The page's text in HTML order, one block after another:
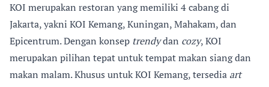
KOI merupakan restoran yang memiliki 4 cabang di
Jakarta, yakni KOI Kemang, Kuningan, Mahakam, dan
Epicentrum. Dengan konsep trendydan cozy, KOI
merupakan pilihan tepat untuk tempat makan siang dan
makan malam. Khusus untuk KOI Kemang, tersedia art